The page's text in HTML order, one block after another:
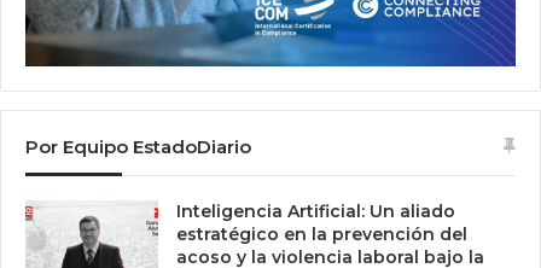
Por Equipo EstadoDiario
Inteligencia Artificial: Un aliado
estratégico en la prevención del
acoso y la violencia laboral bajo la